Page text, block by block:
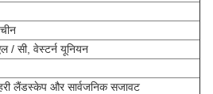
/ सी, वेस्टर्न यूनियन
लैंडस्केप और सार्वजनिक सजावट